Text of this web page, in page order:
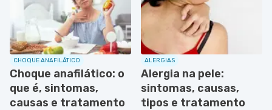
CHOQUE ANAFILÁTICO
Choque anafilático: o
que é, sintomas,
causas e tratamento
ALERGIAS
Alergia na pele:
sintomas, causas,
tipos e tratamento